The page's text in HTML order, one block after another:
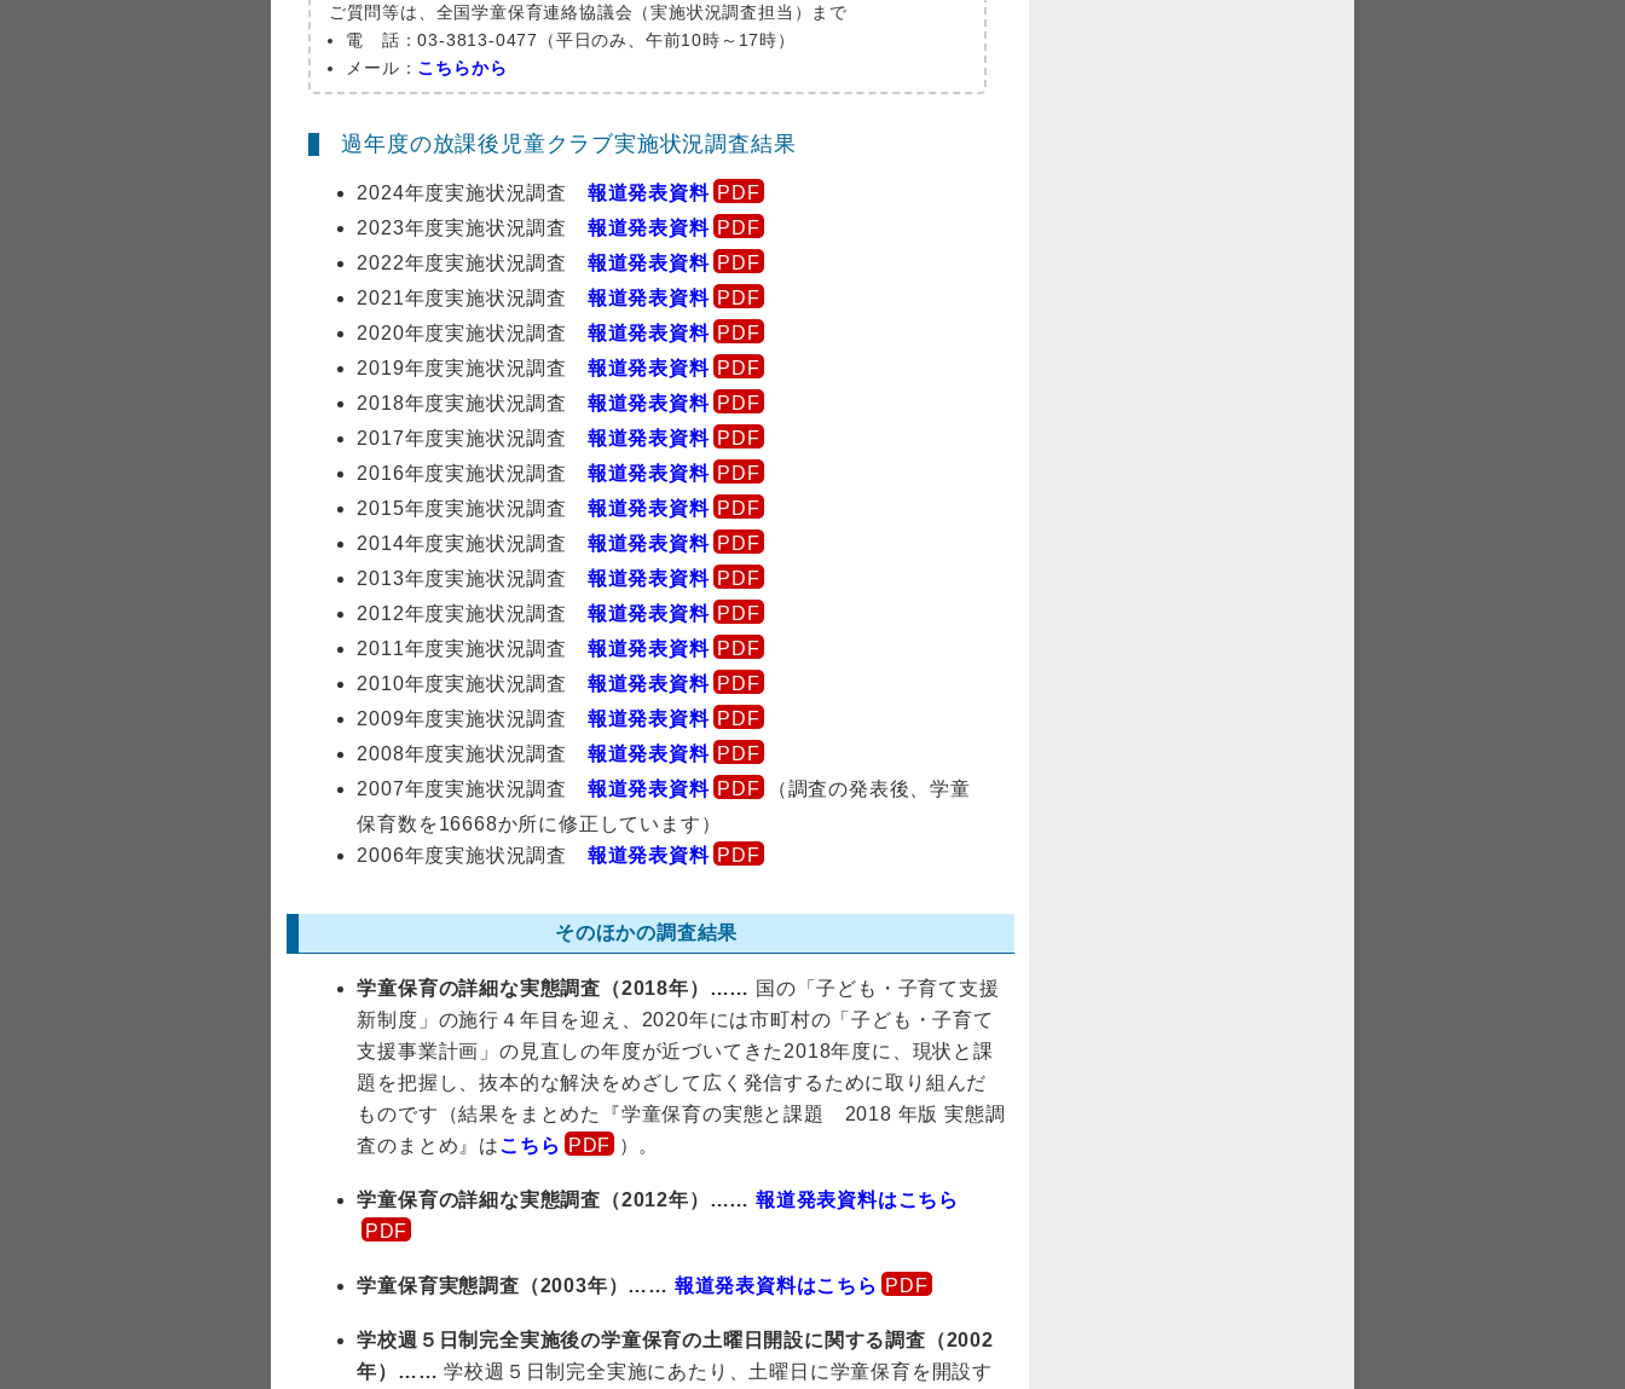
ご質問等は、全国学童保育連絡協議会（実施状況調査担当）まで
電 話：03-3813-0477（平日のみ、午前10時～17時）
メール： こちらから
過年度の放課後児童クラブ実施状況調査結果
2024年度実施状況調査 報道発表資料
2023年度実施状況調査 報道発表資料
2022年度実施状況調査 報道発表資料
2021年度実施状況調査 報道発表資料
2020年度実施状況調査 報道発表資料
2019年度実施状況調査 報道発表資料
2018年度実施状況調査 報道発表資料
2017年度実施状況調査 報道発表資料
2016年度実施状況調査 報道発表資料
2015年度実施状況調査 報道発表資料
2014年度実施状況調査 報道発表資料
2013年度実施状況調査 報道発表資料
2012年度実施状況調査 報道発表資料
2011年度実施状況調査 報道発表資料
2010年度実施状況調査 報道発表資料
2009年度実施状況調査 報道発表資料
2008年度実施状況調査 報道発表資料
2007年度実施状況調査 報道発表資料
（調査の発表後、学童
保育数を16668か所に修正しています）
2006年度実施状況調査 報道発表資料
そのほかの調査結果
学童保育の詳細な実態調査（2018年）
国の「子ども・子育て支援
新制度」の施行４年目を迎え、2020年には市町村の「子ども・子育て
支援事業計画」の見直しの年度が近づいてきた2018年度に、現状と課
題を把握し、抜本的な解決をめざして広く発信するために取り組んだ
ものです（結果をまとめた『学童保育の実態と課題 2018 年版 実態調
査のまとめ』はこちら ）。
学童保育の詳細な実態調査（2012年） 報道発表資料はこちら
学童保育実態調査（2003年） 報道発表資料はこちら
学校週５日制完全実施後の学童保育の土曜日開設に関する調査（2002
年）
学校週５日制完全実施にあたり、土曜日に学童保育を開設す